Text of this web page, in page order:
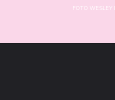
FOTO WESLEY